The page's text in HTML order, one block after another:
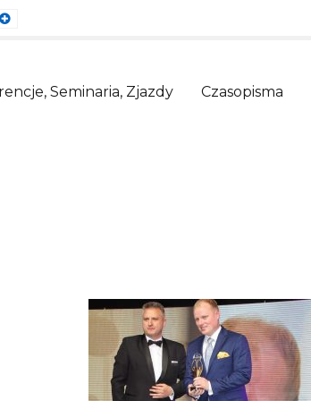
Larger
Seminaria, Zjazdy Czasopisma